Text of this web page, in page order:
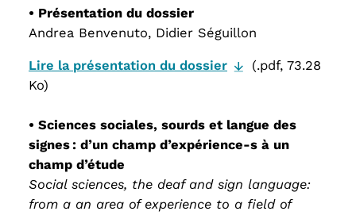
• Présentation du dossier
Andrea Benvenuto, Didier Séguillon
Lire la présentation du dossier
(.pdf, 73.28
Ko)
• Sciences sociales, sourds et langue des
signes : d’un champ d’expérience-s à un
champ d’étude
Social sciences, the deaf and sign language:
from a an area of experience to a field of